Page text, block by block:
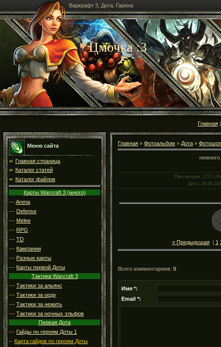
Варкрафт 3, Дота, Гарена
Цмочка :3
Главная
Меню сайта
Главная страница
Каталог статей
Каталог файлов
Карты Warcraft 3 (много)
---Arena
--- Defense
--- Melee
--- RPG
--- TD
--- Кампании
--- Разные карты
--- Карты первой Доты
Тактики Warcraft 3
--- Тактики за альянс
--- Тактики за орду
--- Тактики за нежить
--- Тактики за ночных эльфов
Первая Дота
--- Гайды по героям Доты 1
-- Карта гайдов по героям Доты
Главная » Фотоальбом » Дота » Фотошоп
Просмотров: 1777 |
Дата :
« Предыдущая| 1
Всего комментариев: 0
Имя *:
Email *: